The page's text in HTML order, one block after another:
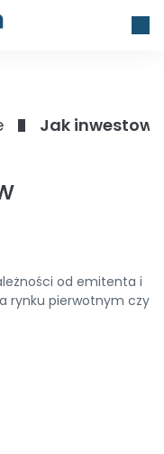
Jak
od emitenta i
rynku pierwotnym czy